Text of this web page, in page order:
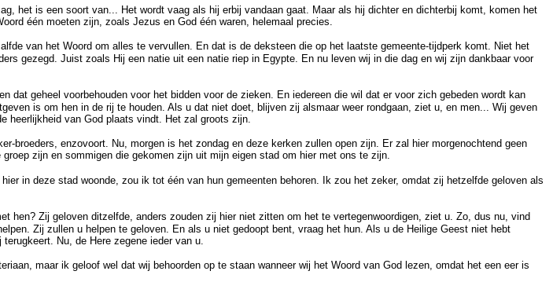
het is een soort van... Het wordt vaag als hij erbij vandaan gaat. Maar als hij dichter en dichterbij komt, komen het
één moeten zijn, zoals Jezus en God één waren, helemaal precies.
van het Woord om alles te vervullen. En dat is de deksteen die op het laatste gemeente-tijdperk komt. Niet het
gezegd. Juist zoals Hij een natie uit een natie riep in Egypte. En nu leven wij in die dag en wij zijn dankbaar voor
geheel voorbehouden voor het bidden voor de zieken. En iedereen die wil dat er voor zich gebeden wordt kan
is om hen in de rij te houden. Als u dat niet doet, blijven zij alsmaar weer rondgaan, ziet u, en men... Wij geven
heerlijkheid van God plaats vindt. Het zal groots zijn.
broeders, enzovoort. Nu, morgen is het zondag en deze kerken zullen open zijn. Er zal hier morgenochtend geen
zijn en sommigen die gekomen zijn uit mijn eigen stad om hier met ons te zijn.
in deze stad woonde, zou ik tot één van hun gemeenten behoren. Ik zou het zeker, omdat zij hetzelfde geloven als
hen? Zij geloven ditzelfde, anders zouden zij hier niet zitten om het te vertegenwoordigen, ziet u. Zo, dus nu, vind
Zij zullen u helpen te geloven. En als u niet gedoopt bent, vraag het hun. Als u de Heilige Geest niet hebt
Nu, de Here zegene ieder van u.
maar ik geloof wel dat wij behoorden op te staan wanneer wij het Woord van God lezen, omdat het een eer is